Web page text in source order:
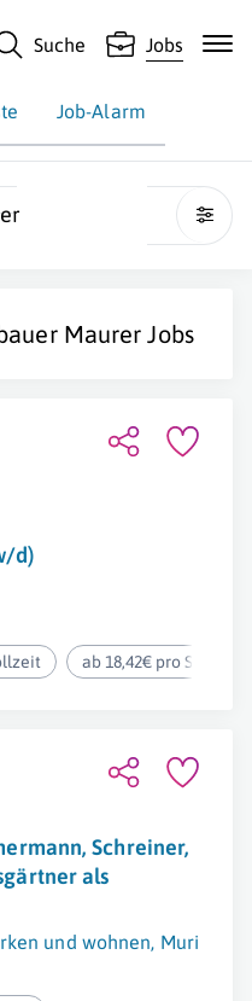
Suche Jobs
Job-Alarm
Maurer Jobs
d)
ab 18,42€ pro Stunde
Schreiner,
als
und wohnen, Muri